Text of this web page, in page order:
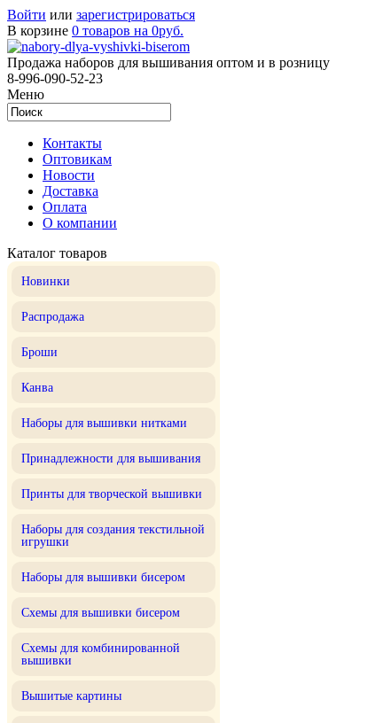
Войти или зарегистрироваться
В корзине 0 товаров на 0руб.
Продажа наборов для вышивания оптом и в розницу
8-996-090-52-23
Меню
Контакты
Оптовикам
Новости
Доставка
Оплата
О компании
Каталог товаров
Новинки
Распродажа
Броши
Канва
Наборы для вышивки нитками
Принадлежности для вышивания
Принты для творческой вышивки
Наборы для создания текстильной
игрушки
Наборы для вышивки бисером
Схемы для вышивки бисером
Схемы для комбинированной
вышивки
Вышитые картины